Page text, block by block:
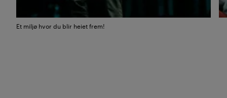
Et miljø hvor du blir heiet frem!